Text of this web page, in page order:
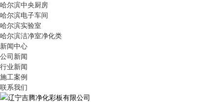
哈尔滨中央厨房
哈尔滨电子车间
哈尔滨实验室
哈尔滨洁净室净化类
新闻中心
公司新闻
行业新闻
施工案例
联系我们